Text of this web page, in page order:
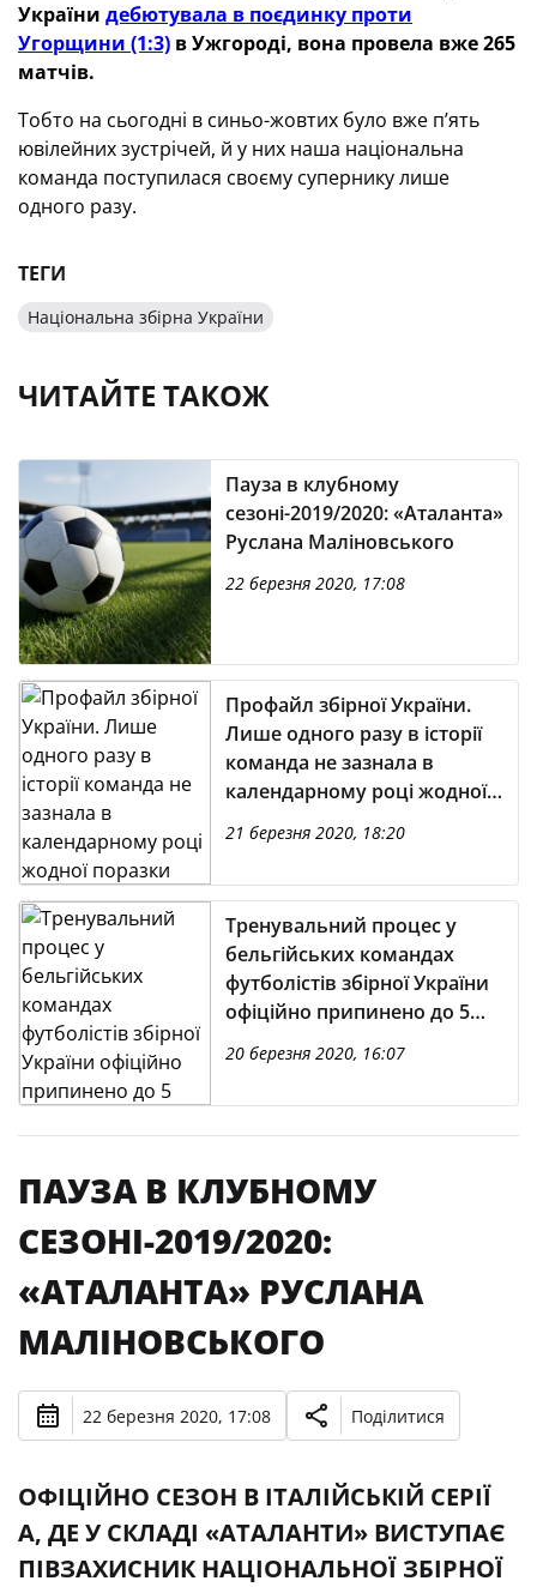
України дебютувала в поєдинку проти
Угорщини (1:3) в Ужгороді, вона провела вже 265
матчів.
Тобто на сьогодні в синьо-жовтих було вже п’ять
ювілейних зустрічей, й у них наша національна
команда поступилася своєму супернику лише
одного разу.
ТЕГИ
Національна збірна України
ЧИТАЙТЕ ТАКОЖ
Пауза в клубному
сезоні-2019/2020: «Аталанта»
Руслана Маліновського
22 березня 2020, 17:08
Профайл збірної України.
Лише одного разу в історії
команда не зазнала в
календарному році жодної
поразки
21 березня 2020, 18:20
Тренувальний процес у
бельгійських командах
футболістів збірної України
офіційно припинено до 5
квітня
20 березня 2020, 16:07
ПАУЗА В КЛУБНОМУ
СЕЗОНІ-2019/2020:
«АТАЛАНТА» РУСЛАНА
МАЛІНОВСЬКОГО
22 березня 2020, 17:08 Поділитися
ОФІЦІЙНО СЕЗОН В ІТАЛІЙСЬКІЙ СЕРІЇ
А, ДЕ У СКЛАДІ «АТАЛАНТИ» ВИСТУПАЄ
ПІВЗАХИСНИК НАЦІОНАЛЬНОЇ ЗБІРНОЇ